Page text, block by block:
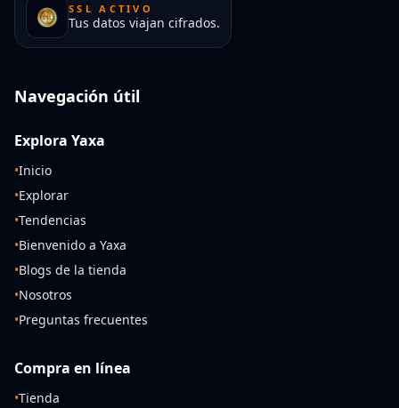
SSL ACTIVO
Tus datos viajan cifrados.
Navegación útil
Explora Yaxa
•Inicio
•Explorar
•Tendencias
•Bienvenido a Yaxa
•Blogs de la tienda
•Nosotros
•Preguntas frecuentes
Compra en línea
•Tienda